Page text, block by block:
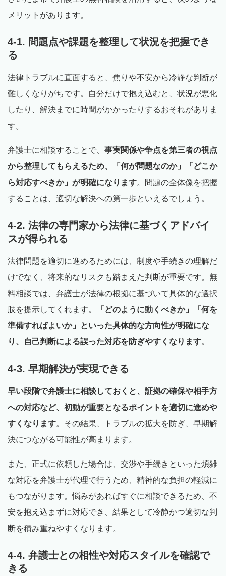
メリットがあります。
4-1. 問題点や課題を整理して状況を把握でき
る
法律トラブルに直面すると、焦りや不安から冷静な判断が
難しくなりがちです。自分だけで抱え込むと、状況が悪化
したり、解決までに時間がかかったりするおそれがありま
す。
弁護士に相談することで、 事実関係や争点を第三者の視点
から整理してもらえるため、「何が問題なのか」「どこか
ら対応すべきか」が明確になります。問題の全体像を把握
することは、適切な解決への第一歩といえるでしょう。
4-2. 法律の専門家から法律に基づくアドバイ
スが得られる
法律問題を適切に進めるためには、制度や手続きの理解だ
けでなく、将来的なリスクも踏まえた判断が重要です。無
料相談では、弁護士が法律の根拠に基づいて具体的な選択
肢を提示してくれます。
「どのように動くべきか」「何を
準備すればよいか」といった具体的な方向性が明確にな
り、自己判断による誤った対応を防ぎやすくなります。
4-3. 早期解決が実現できる
早い段階で弁護士に相談しておくと、証拠の確保や相手方
への対応など、初動が重要となるポイントを適切に進めや
すくなります。その結果、トラブルの拡大を防ぎ、早期解
決につながる可能性が高まります。
また、正式に依頼した場合は、交渉や手続きといった煩雑
な対応を弁護士が代理で行うため、精神的な負担の軽減に
もつながります。悩みがあればすぐに相談できるため、不
安を抱え込まずに対応でき、結果として冷静かつ適切な判
断を積み重ねやすくなります。
4-4. 弁護士との相性や対応スタイルを確認で
きる